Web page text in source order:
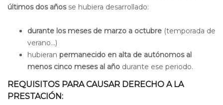
últimos dos años se hubiera desarrollado:
durante los meses de marzo a octubre (temporada de
verano...)
hubieran permanecido en alta de autónomos al
menos cinco meses al año durante ese periodo.
REQUISITOS PARA CAUSAR DERECHO A LA
PRESTACIÓN: